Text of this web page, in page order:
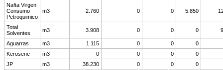
Nafta Virgen
Consumo
Petroquimico
m3 2.760 0 0 5.850
Total
Solventes
m3 3.908 0 0 0
Aguarras m3 1.115 0 0
0
Kerosene
m3 0 0 0
0
JP
m3 38.230 0 0
0